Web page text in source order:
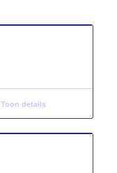
Toon details